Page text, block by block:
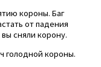
короны. Баг
от падения
сняли корону.
голодной короны.